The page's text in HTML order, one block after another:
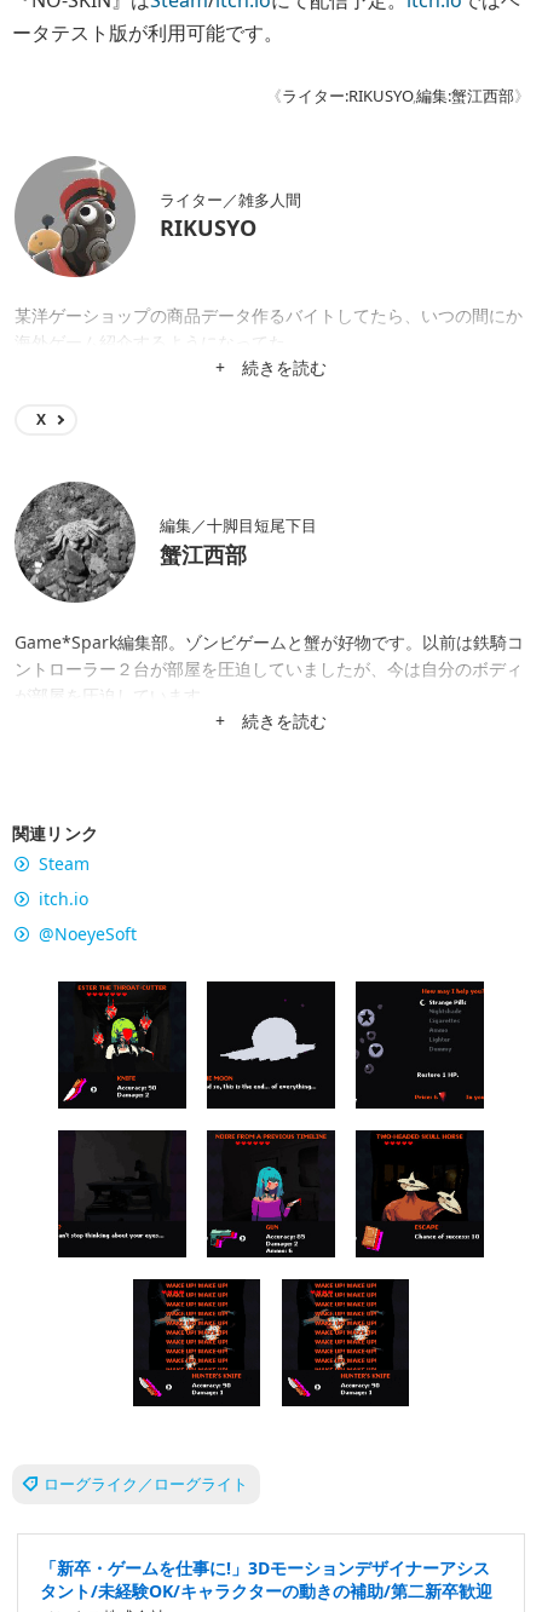
ータテスト版が利用可能です。
《ライター:RIKUSYO,編集:蟹江西部》
ライター／雑多人間
RIKUSYO
某洋ゲーショップの商品データ作るバイトしてたら、いつの間にか
海外ゲーム紹介するようになってた。
+ 続きを読む
X
編集／十脚目短尾下目
蟹江西部
Game*Spark編集部。ゾンビゲームと蟹が好物です。以前は鉄騎コ
ントローラー２台が部屋を圧迫していましたが、今は自分のボディ
が部屋を圧迫しています。
+ 続きを読む
関連リンク
Steam
itch.io
@NoeyeSoft
ローグライク／ローグライト
「新卒・ゲームを仕事に!」3Dモーションデザイナーアシス
タント/未経験OK/キャラクターの動きの補助/第二新卒歓迎